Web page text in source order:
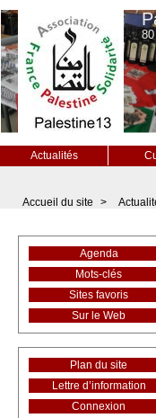
80
Actualités
Accueil du site >
Agenda
Mots-clés
Sites favoris
Sur le Web
Plan du site
Lettre d’information
Connexion